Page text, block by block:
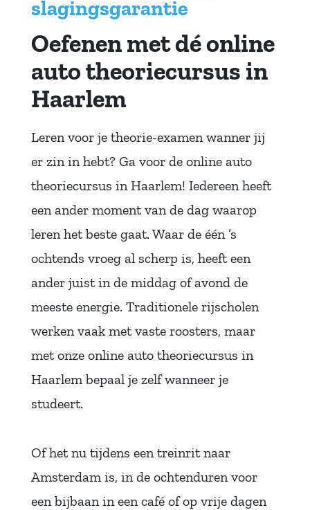
slagingsgarantie
Oefenen met dé online
auto theoriecursus in
Haarlem
Leren voor je theorie-examen wanner jij
er zin in hebt? Ga voor de online auto
theoriecursus in Haarlem! Iedereen heeft
een ander moment van de dag waarop
leren het beste gaat. Waar de één ’s
ochtends vroeg al scherp is, heeft een
ander juist in de middag of avond de
meeste energie. Traditionele rijscholen
werken vaak met vaste roosters, maar
met onze online auto theoriecursus in
Haarlem bepaal je zelf wanneer je
studeert.
Of het nu tijdens een treinrit naar
Amsterdam is, in de ochtenduren voor
een bijbaan in een café of op vrije dagen